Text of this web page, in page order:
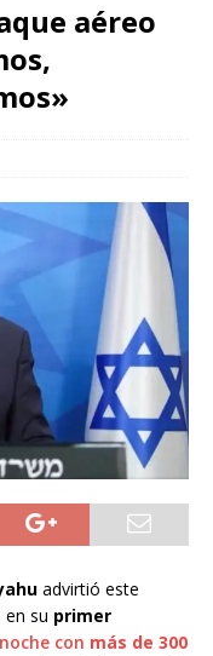
aéreo
advirtió este
en su primer
con más de 300